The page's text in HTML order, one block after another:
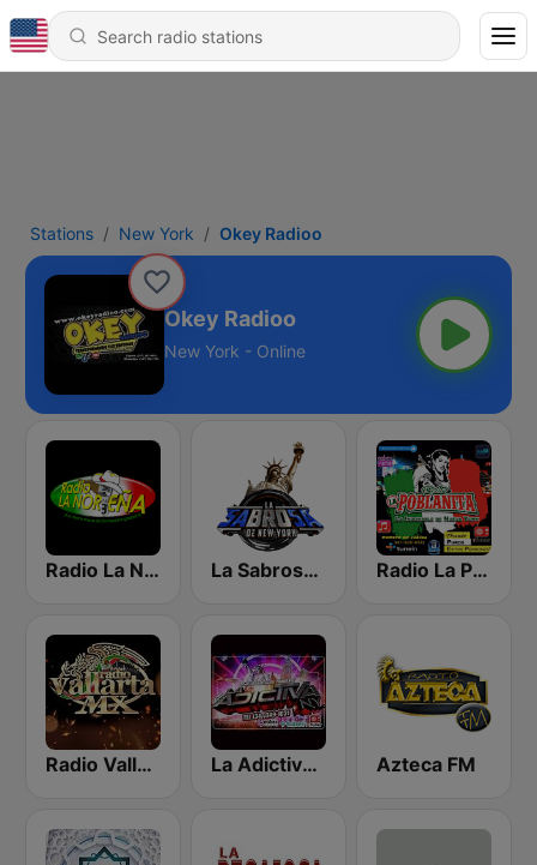
Stations New York Okey Radioo
Okey Radioo
New York - Online
Radio La Nortena La Sabrosa De NY Radio La Poblanita
Radio Vallarta Mx La Adictiva NY Azteca FM